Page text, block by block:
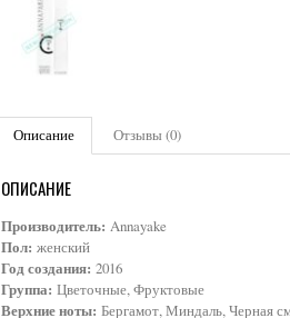
Описание Отзывы (0)
ОПИСАНИЕ
Производитель: Annayake
Пол: женский
Год создания: 2016
Группа: Цветочные, Фруктовые
Верхние ноты: Бергамот, Миндаль, Черная